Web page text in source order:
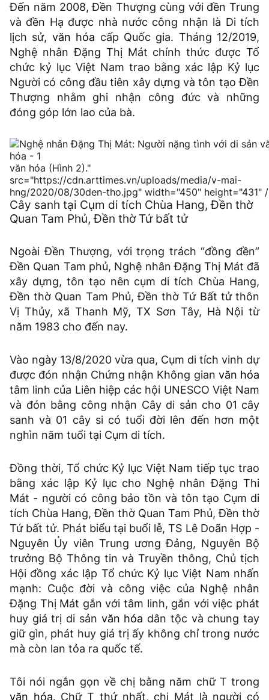
Đến năm 2008, Đền Thượng cùng với đền Trung
và đền Hạ được nhà nước công nhận là Di tích
lịch sử, văn hóa cấp Quốc gia. Tháng 12/2019,
Nghệ nhân Đặng Thị Mát chính thức được Tổ
chức kỷ lục Việt Nam trao bằng xác lập Kỷ lục
Người có công đầu tiên xây dựng và tôn tạo Đền
Thượng nhằm ghi nhận công đức và những
đóng góp lớn lao của bà.
văn hóa (Hình 2)."
src="https://cdn.arttimes.vn/uploads/media/v-mai-
hng/2020/08/30den-tho.jpg" width="450" height="431"
Cây sanh tại Cụm di tích Chùa Hang, Đền thờ
Quan Tam Phủ, Đền thờ Tứ bất tử
Ngoài Đền Thượng, với trọng trách “đồng đền”
Đền Quan Tam phủ, Nghệ nhân Đặng Thị Mát đã
xây dựng, tôn tạo nên cụm di tích Chùa Hang,
Đền thờ Quan Tam Phủ, Đền thờ Tứ Bất tử thôn
Vị Thủy, xã Thanh Mỹ, TX Sơn Tây, Hà Nội từ
năm 1983 cho đến nay.
Vào ngày 13/8/2020 vừa qua, Cụm di tích vinh dự
được đón nhận Chứng nhận Không gian văn hóa
tâm linh của Liên hiệp các hội UNESCO Việt Nam
và đón bằng công nhận Cây di sản cho 01 cây
sanh và 01 cây si có tuổi đời lên đến hơn một
nghìn năm tuổi tại Cụm di tích.
Đồng thời, Tổ chức Kỷ lục Việt Nam tiếp tục trao
bằng xác lập Kỷ lục cho Nghệ nhân Đặng Thi
Mát - người có công bảo tồn và tôn tạo Cụm di
tích Chùa Hang, Đền thờ Quan Tam Phủ, Đền thờ
Tứ bất tử. Phát biểu tại buổi lễ, TS Lê Doãn Hợp -
Nguyên Ủy viên Trung ương Đảng, Nguyên Bộ
trưởng Bộ Thông tin và Truyền thông, Chủ tịch
Hội đồng xác lập Tổ chức Kỷ lục Việt Nam nhấn
mạnh: Cuộc đời và công việc của Nghệ nhân
Đặng Thị Mát gắn với tâm linh, gắn với việc phát
huy giá trị di sản văn hóa dân tộc và chung tay
giữ gìn, phát huy giá trị ấy không chỉ trong nước
mà còn lan tỏa ra quốc tế.
Tôi nói ngắn gọn về chị bằng năm chữ T trong
văn hóa. Chữ T thứ nhất, chị Mát là người có